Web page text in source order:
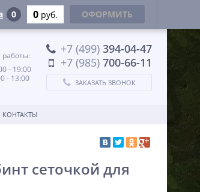
- 19:00
- 13:00
+7 (499) 394-04-47
+7 (985) 700-66-11
ЗАКАЗАТЬ ЗВОНОК
КОНТАКТЫ
сеточкой для
0 0 руб. ОФОРМИТЬ